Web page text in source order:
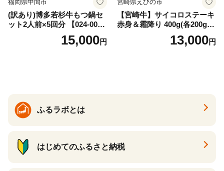
福岡県中間市
(訳あり)博多若杉牛もつ鍋セ
ット2人前×5回分 【024-002
15,000円
宮崎県えびの市
【宮崎牛】サイコロステーキ
赤身＆霜降り 400g(各200g×
１P 計2P) 真空パック 冷凍
13,000円
ふるラボとは
はじめてのふるさと納税